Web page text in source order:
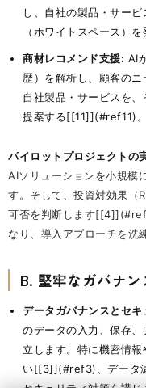
し、自社の製品・サー
（ホワイトスペース）
商材レコメンド支援: AI
歴）を解析し、顧客の
自社製品・サービスを
提案する[[11]](#ref11)。
パイロットプロジェクトの
AIソリューションを小規模
す。そして、投資対効果（
可否を判断します
なり、導入アプローチを洗
B. 堅牢なガバナ
データガバナンスとセ
のデータの入力、保存
立します。特に機密情
い[[3]](#ref3)、データ
はてな君
はてな君